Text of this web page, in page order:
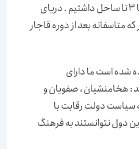
قاجار یعنی دوره فتحعلیشاه ما 3 تا ساحل داشتیم . دریای
بعد از دوره قاجار
است ما دارای
: هخامنشیان ، صفویان و
دولت رقابت با
نتوانستند به فرهنگ